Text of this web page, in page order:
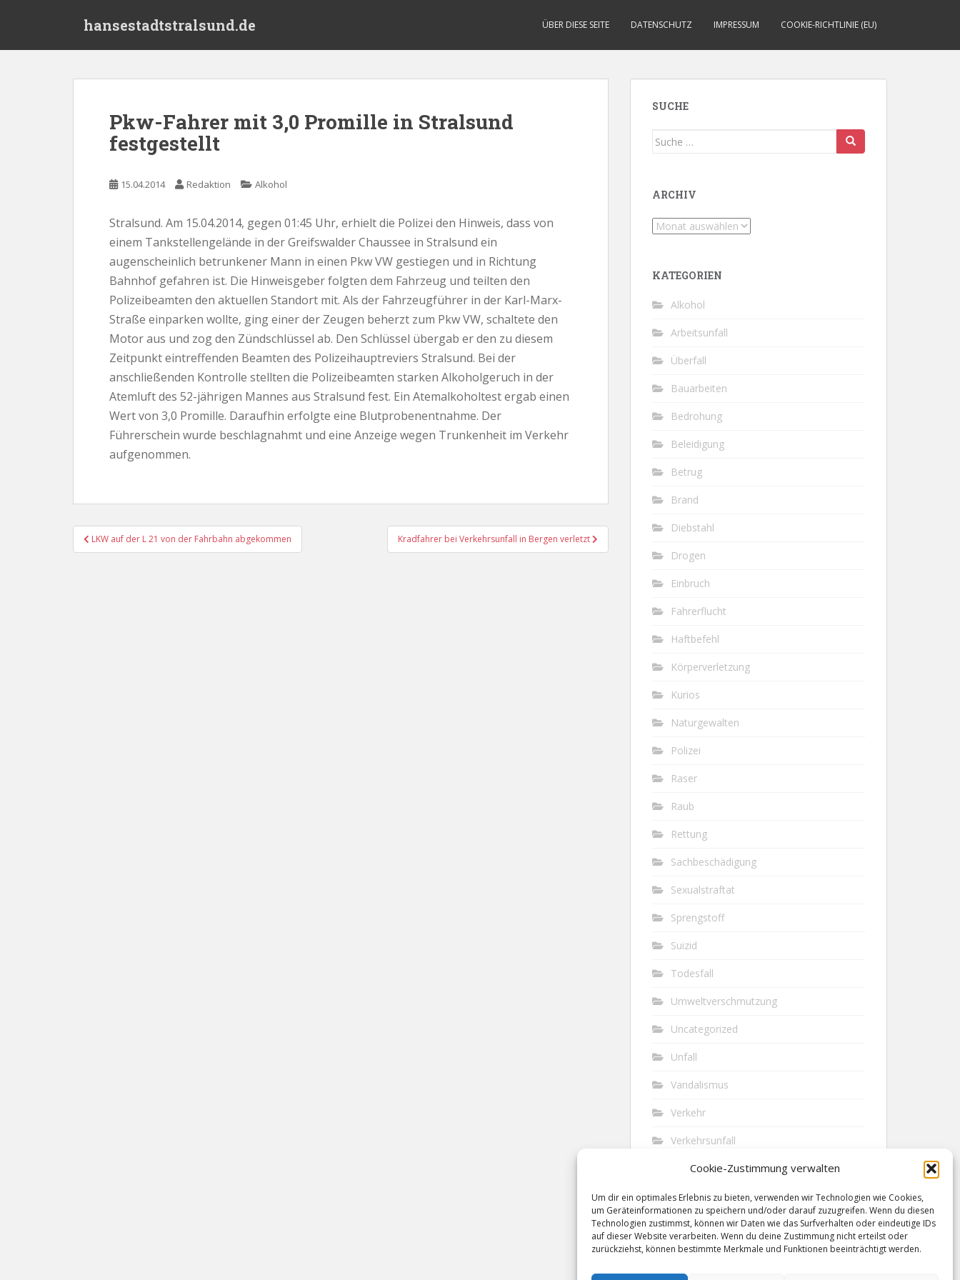
Cookie-Zustimmung verwalten
Um dir ein optimales Erlebnis zu bieten, verwenden wir Technologien wie Cookies,
um Geräteinformationen zu speichern und/oder darauf zuzugreifen. Wenn du diesen
Technologien zustimmst, können wir Daten wie das Surfverhalten oder eindeutige IDs
auf dieser Website verarbeiten. Wenn du deine Zustimmung nicht erteilst oder
zurückziehst, können bestimmte Merkmale und Funktionen beeinträchtigt werden.
hansestadtstralsund.de ÜBER DIESE SEITE DATENSCHUTZ IMPRESSUM COOKIE-RICHTLINIE (EU)
Pkw-Fahrer mit 3,0 Promille in Stralsund
festgestellt
15.04.2014 Redaktion Alkohol
Stralsund. Am 15.04.2014, gegen 01:45 Uhr, erhielt die Polizei den Hinweis, dass von
einem Tankstellengelände in der Greifswalder Chaussee in Stralsund ein
augenscheinlich betrunkener Mann in einen Pkw VW gestiegen und in Richtung
Bahnhof gefahren ist. Die Hinweisgeber folgten dem Fahrzeug und teilten den
Polizeibeamten den aktuellen Standort mit. Als der Fahrzeugführer in der Karl-Marx-
Straße einparken wollte, ging einer der Zeugen beherzt zum Pkw VW, schaltete den
Motor aus und zog den Zündschlüssel ab. Den Schlüssel übergab er den zu diesem
Zeitpunkt eintreffenden Beamten des Polizeihauptreviers Stralsund. Bei der
anschließenden Kontrolle stellten die Polizeibeamten starken Alkoholgeruch in der
Atemluft des 52-jährigen Mannes aus Stralsund fest. Ein Atemalkoholtest ergab einen
Wert von 3,0 Promille. Daraufhin erfolgte eine Blutprobenentnahme. Der
Führerschein wurde beschlagnahmt und eine Anzeige wegen Trunkenheit im Verkehr
aufgenommen.
Beitragsnavigation
LKW auf der L 21 von der Fahrbahn abgekommen Kradfahrer bei Verkehrsunfall in Bergen verletzt
SUCHE
Suche
ARCHIV
Archiv
KATEGORIEN
Alkohol
Arbeitsunfall
Überfall
Bauarbeiten
Bedrohung
Beleidigung
Betrug
Brand
Diebstahl
Drogen
Einbruch
Fahrerflucht
Haftbefehl
Körperverletzung
Kurios
Naturgewalten
Polizei
Raser
Raub
Rettung
Sachbeschädigung
Sexualstraftat
Sprengstoff
Suizid
Todesfall
Umweltverschmutzung
Uncategorized
Unfall
Vandalismus
Verkehr
Verkehrsunfall
Vermisst
Waffen
Wilderei